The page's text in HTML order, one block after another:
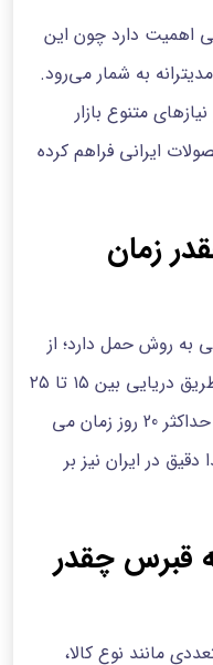
اهمیت دارد چون این
به شمار می‌رود.
متنوع بازار
ایرانی فراهم کرده
زمان
به روش حمل دارد؛ از
طریق هوایی حدود ۳ تا ۵ روز و از طریق دریایی بین ۱۵ تا ۲۵
روز زمان می‌برد. در ارسال زمینی نیز حداکثر 20 روز زمان می
در ایران نیز بر
قبرس چقدر
مانند نوع کالا،